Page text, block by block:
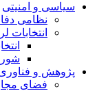
سیاسی و امنیتی
نظامی
انتخابات
پژوهش و
فضای